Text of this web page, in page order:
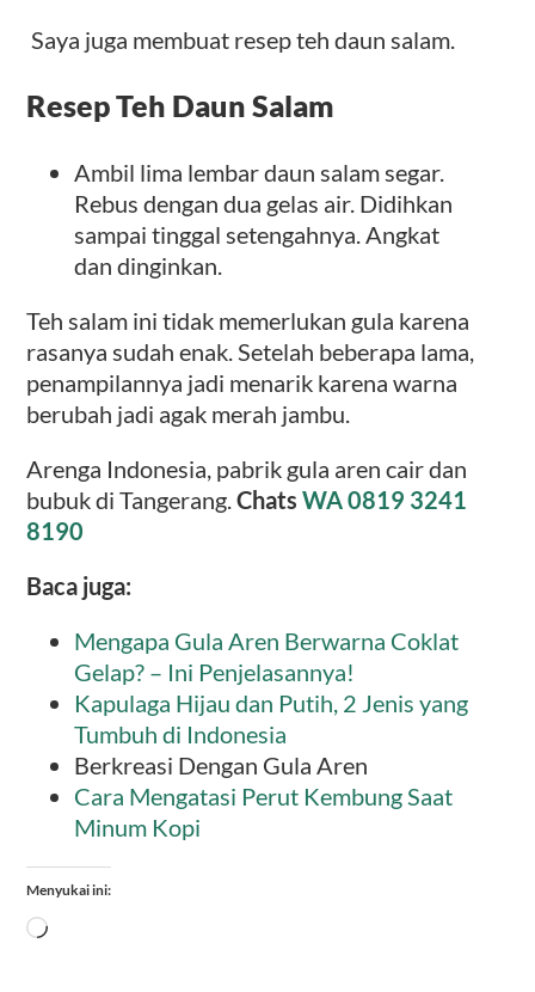
Saya juga membuat resep teh daun salam.
Resep Teh Daun Salam
Ambil lima lembar daun salam segar.
Rebus dengan dua gelas air. Didihkan
sampai tinggal setengahnya. Angkat
dan dinginkan.
Teh salam ini tidak memerlukan gula karena
rasanya sudah enak. Setelah beberapa lama,
penampilannya jadi menarik karena warna
berubah jadi agak merah jambu.
Arenga Indonesia, pabrik gula aren cair dan
bubuk di Tangerang.ChatsWA 0819 3241
8190
Baca juga:
Mengapa Gula Aren Berwarna Coklat
Gelap? – Ini Penjelasannya!
Kapulaga Hijau dan Putih, 2 Jenis yang
Tumbuh di Indonesia
Berkreasi Dengan Gula Aren
Cara Mengatasi Perut Kembung Saat
Minum Kopi
Menyukai ini:
Memuat...